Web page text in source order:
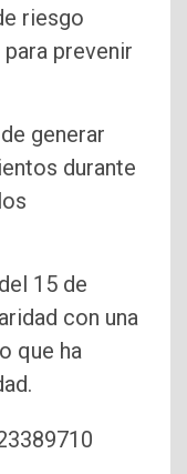
riesgo
prevenir
generar
durante
15 de
con una
que ha